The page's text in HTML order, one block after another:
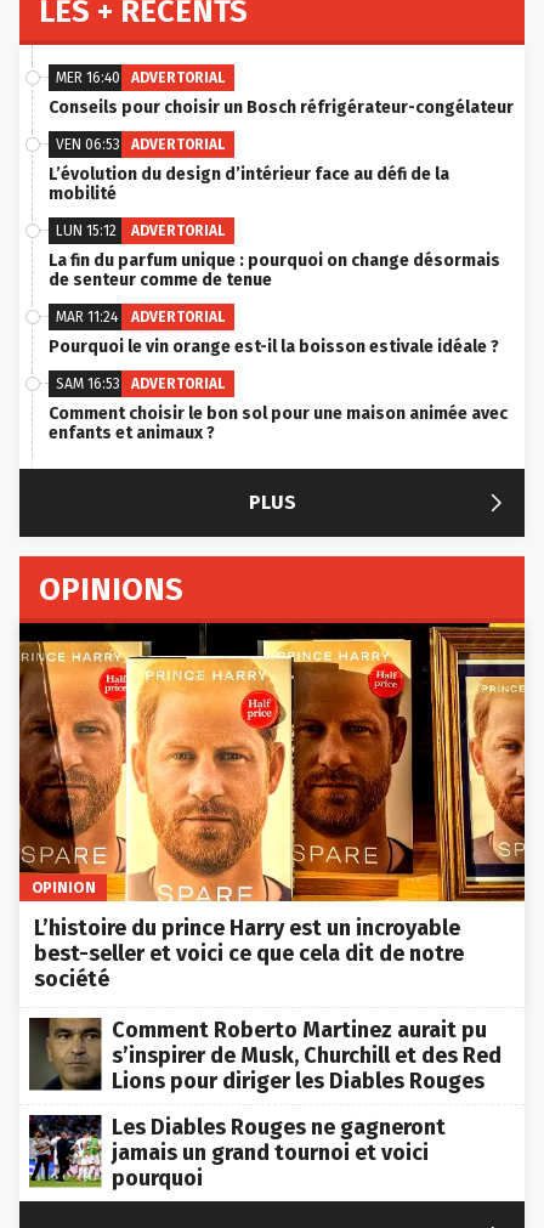
LES + RÉCENTS
MER 16:40 ADVERTORIAL
Conseils pour choisir un Bosch réfrigérateur-congélateur
VEN 06:53 ADVERTORIAL
L’évolution du design d’intérieur face au défi de la
mobilité
LUN 15:12 ADVERTORIAL
La fin du parfum unique : pourquoi on change désormais
de senteur comme de tenue
MAR 11:24 ADVERTORIAL
Pourquoi le vin orange est-il la boisson estivale idéale ?
SAM 16:53 ADVERTORIAL
Comment choisir le bon sol pour une maison animée avec
enfants et animaux ?
PLUS 
OPINIONS
OPINION
L’histoire du prince Harry est un incroyable
best-seller et voici ce que cela dit de notre
société
Comment Roberto Martinez aurait pu
s’inspirer de Musk, Churchill et des Red
Lions pour diriger les Diables Rouges
Les Diables Rouges ne gagneront
jamais un grand tournoi et voici
pourquoi